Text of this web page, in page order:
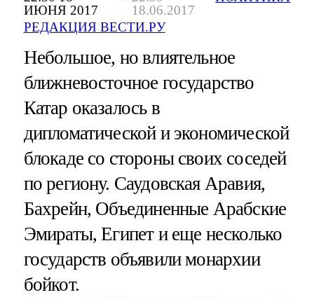
ИЮНЯ 2017
18.06.2017
РЕДАКЦИЯ ВЕСТИ.РУ
Небольшое, но влиятельное
ближневосточное государство
Катар оказалось в
дипломатической и экономической
блокаде со стороны своих соседей
по региону. Саудовская Аравия,
Бахрейн, Объединенные Арабские
Эмираты, Египет и еще несколько
государств объявили монархии
бойкот.